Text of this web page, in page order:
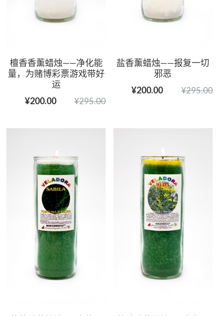
檀香香薰蜡烛——净化能
量，为赌博彩票游戏带好
运
¥200.00
¥295.00
盐香薰蜡烛——报复一切
邪恶
¥200.00
¥295.00